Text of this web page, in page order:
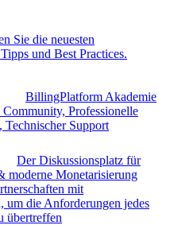
Sie die neuesten
und Best Practices.
BillingPlatform Akademie
Professionelle
Technischer Support
Der Diskussionsplatz für
moderne Monetarisierung
mit
um die Anforderungen jedes
übertreffen